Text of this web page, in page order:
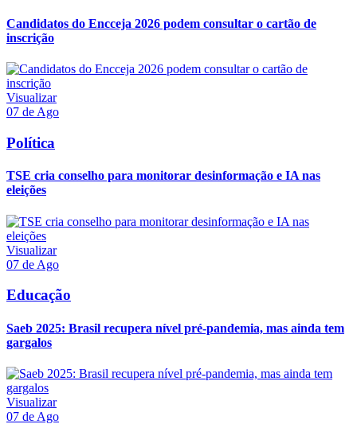
Candidatos do Encceja 2026 podem consultar o cartão de
inscrição
Visualizar
07 de Ago
Política
TSE cria conselho para monitorar desinformação e IA nas
eleições
Visualizar
07 de Ago
Educação
Saeb 2025: Brasil recupera nível pré-pandemia, mas ainda tem
gargalos
Visualizar
07 de Ago